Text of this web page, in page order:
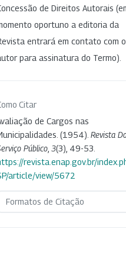
de Direitos Autorais
oportuno a editoria da
entrará em contato com o
para assinatura do Termo).
Citar
de Cargos nas
(1954). Revista
Público 3(3), 49-53.
revista.enap.gov.br/
article/view/5672
Formatos de Citação